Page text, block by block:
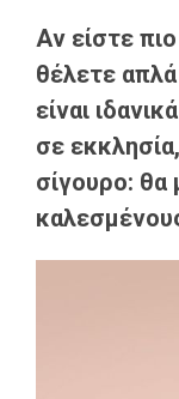
Αν είστε
θέλετε
είναι
σε
σίγουρο: θα